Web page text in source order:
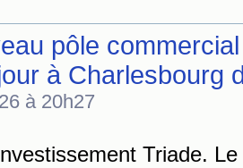
pôle
à Charlesbourg
à 20h27
Triade.